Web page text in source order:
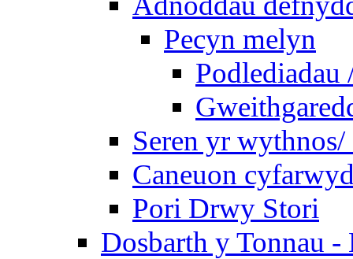
Pecyn melyn
Podlediadau
Seren yr
Caneuon
Pori Drwy Stori
Dosbarth y Tonnau -